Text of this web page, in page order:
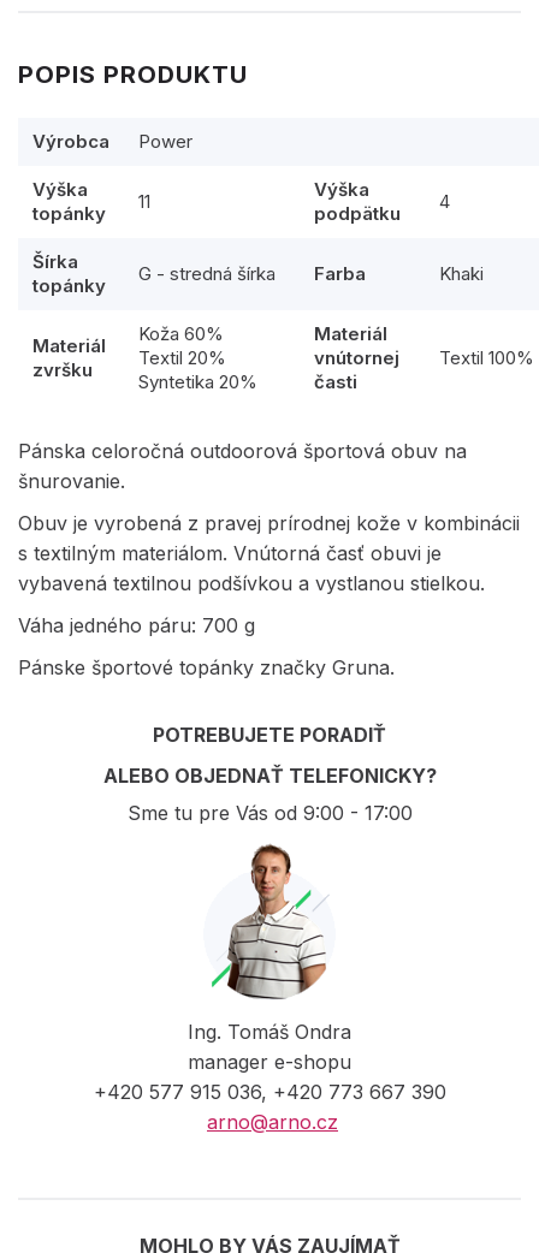
POPIS PRODUKTU
Výrobca Power
Výška
topánky
11
Výška
podpätku
4
Šírka
topánky
G - stredná šírka Farba Khaki
Materiál
zvršku
Koža 60%
Textil 20%
Syntetika 20%
Materiál
vnútornej
časti
Textil 100%
Pánska celoročná outdoorová športová obuv na
šnurovanie.
Obuv je vyrobená z pravej prírodnej kože v kombinácii
s textilným materiálom. Vnútorná časť obuvi je
vybavená textilnou podšívkou a vystlanou stielkou.
Váha jedného páru: 700 g
Pánske športové topánky značky Gruna.
POTREBUJETE PORADIŤ
ALEBO OBJEDNAŤ TELEFONICKY?
Sme tu pre Vás od 9:00 - 17:00
Ing. Tomáš Ondra
manager e-shopu
+420 577 915 036, +420 773 667 390
arno@arno.cz
MOHLO BY VÁS ZAUJÍMAŤ